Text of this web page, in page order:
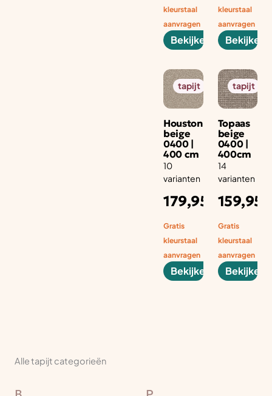
kleurstaal
aanvragen
Bekijken
kleurstaal
aanvragen
Bekijken
tapijt
Houston
beige
0400 |
400 cm
10
varianten
179,95
per aantal
Gratis
kleurstaal
aanvragen
Bekijken
tapijt
Topaas
beige
0400 |
400cm
14
varianten
159,95
Gratis
kleurstaal
aanvragen
Bekijken
Alle tapijt categorieën